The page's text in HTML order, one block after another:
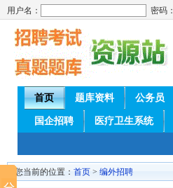
用户名： 密码：
首页 题库资料 公务员
国企招聘 医疗卫生系统
您当前的位置： 首页 > 编外招聘